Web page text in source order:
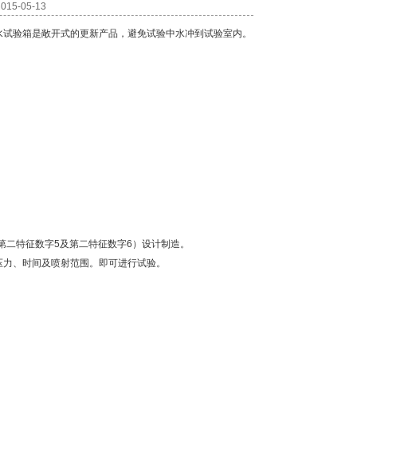
05-13
验箱是敞开式的更新产品，避免试验中水冲到试验室内。
特征数字5及第二特征数字6）设计制造。
、时间及喷射范围。即可进行试验。